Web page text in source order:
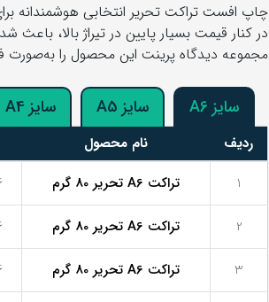
چاپ افست تراکت تحریر انتخابی هوشمندانه
در کنار قیمت بسیار پایین در تیراژ بالا،
مجموعه دیدگاه پرینت این محصول را به‌صورت
سایز A6 سایز A5 سایز A4
ردیف نام محصول
1
تراکت A6 تحریر 80 گرم 6
2 تراکت A6 تحریر 80 گرم 6
3 تراکت A6 تحریر 80 گرم 6